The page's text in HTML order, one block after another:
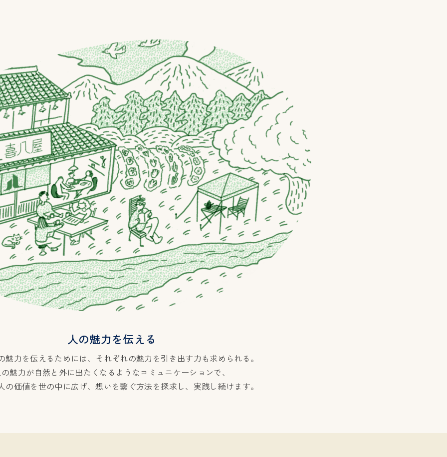
人の魅力を伝える
魅力を伝えるためには、 それぞれの魅力を引き出す力も求められる。
魅力が自然と外に出たくなるようなコミュニケーションで、
の価値を世の中に広げ、想いを繋ぐ方法を探求し、実践し続けます。